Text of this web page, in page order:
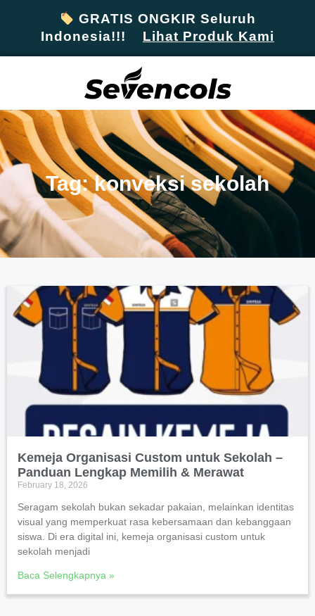
GRATIS ONGKIR Seluruh
Indonesia!!! Lihat Produk Kami
Tag: konveksi sekolah
Kemeja Organisasi Custom untuk Sekolah –
Panduan Lengkap Memilih & Merawat
February 18, 2026
Seragam sekolah bukan sekadar pakaian, melainkan identitas
visual yang memperkuat rasa kebersamaan dan kebanggaan
siswa. Di era digital ini, kemeja organisasi custom untuk
sekolah menjadi
Baca Selengkapnya »